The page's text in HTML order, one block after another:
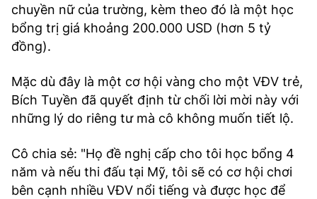
chuyền nữ của trường, kèm theo đó là một học
bổng trị giá khoảng 200.000 USD (hơn 5 tỷ
đồng).
Mặc dù đây là một cơ hội vàng cho một VĐV trẻ,
Bích Tuyền đã quyết định từ chối lời mời này với
những lý do riêng tư mà cô không muốn tiết lộ.
Cô chia sẻ: "Họ đề nghị cấp cho tôi học bổng 4
năm và nếu thi đấu tại Mỹ, tôi sẽ có cơ hội chơi
bên cạnh nhiều VĐV nổi tiếng và được học để